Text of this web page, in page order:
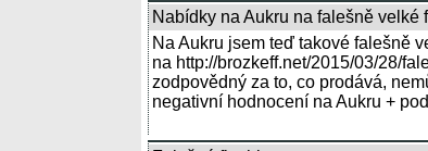
Nabídky na Aukru na falešně velké
Na Aukru jsem teď takové falešně
na http://brozkeff.net/2015/03/28/
zodpovědný za to, co prodává,
negativní hodnocení na Aukru +